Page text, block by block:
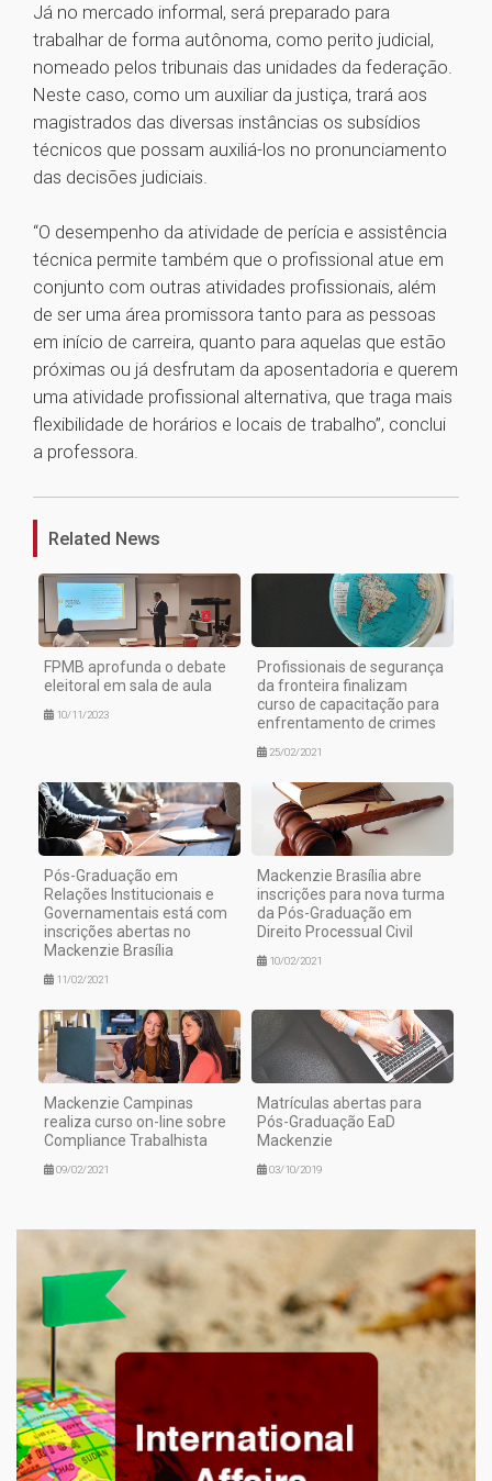
Já no mercado informal, será preparado para
trabalhar de forma autônoma, como perito judicial,
nomeado pelos tribunais das unidades da federação.
Neste caso, como um auxiliar da justiça, trará aos
magistrados das diversas instâncias os subsídios
técnicos que possam auxiliá-los no pronunciamento
das decisões judiciais.
“O desempenho da atividade de perícia e assistência
técnica permite também que o profissional atue em
conjunto com outras atividades profissionais, além
de ser uma área promissora tanto para as pessoas
em início de carreira, quanto para aquelas que estão
próximas ou já desfrutam da aposentadoria e querem
uma atividade profissional alternativa, que traga mais
flexibilidade de horários e locais de trabalho”, conclui
a professora.
Related News
FPMB aprofunda o debate
eleitoral em sala de aula
10/11/2023
Profissionais de segurança
da fronteira finalizam
curso de capacitação para
enfrentamento de crimes
25/02/2021
Pós-Graduação em
Relações Institucionais e
Governamentais está com
inscrições abertas no
Mackenzie Brasília
11/02/2021
Mackenzie Brasília abre
inscrições para nova turma
da Pós-Graduação em
Direito Processual Civil
10/02/2021
Mackenzie Campinas
realiza curso on-line sobre
Compliance Trabalhista
09/02/2021
Matrículas abertas para
Pós-Graduação EaD
Mackenzie
03/10/2019